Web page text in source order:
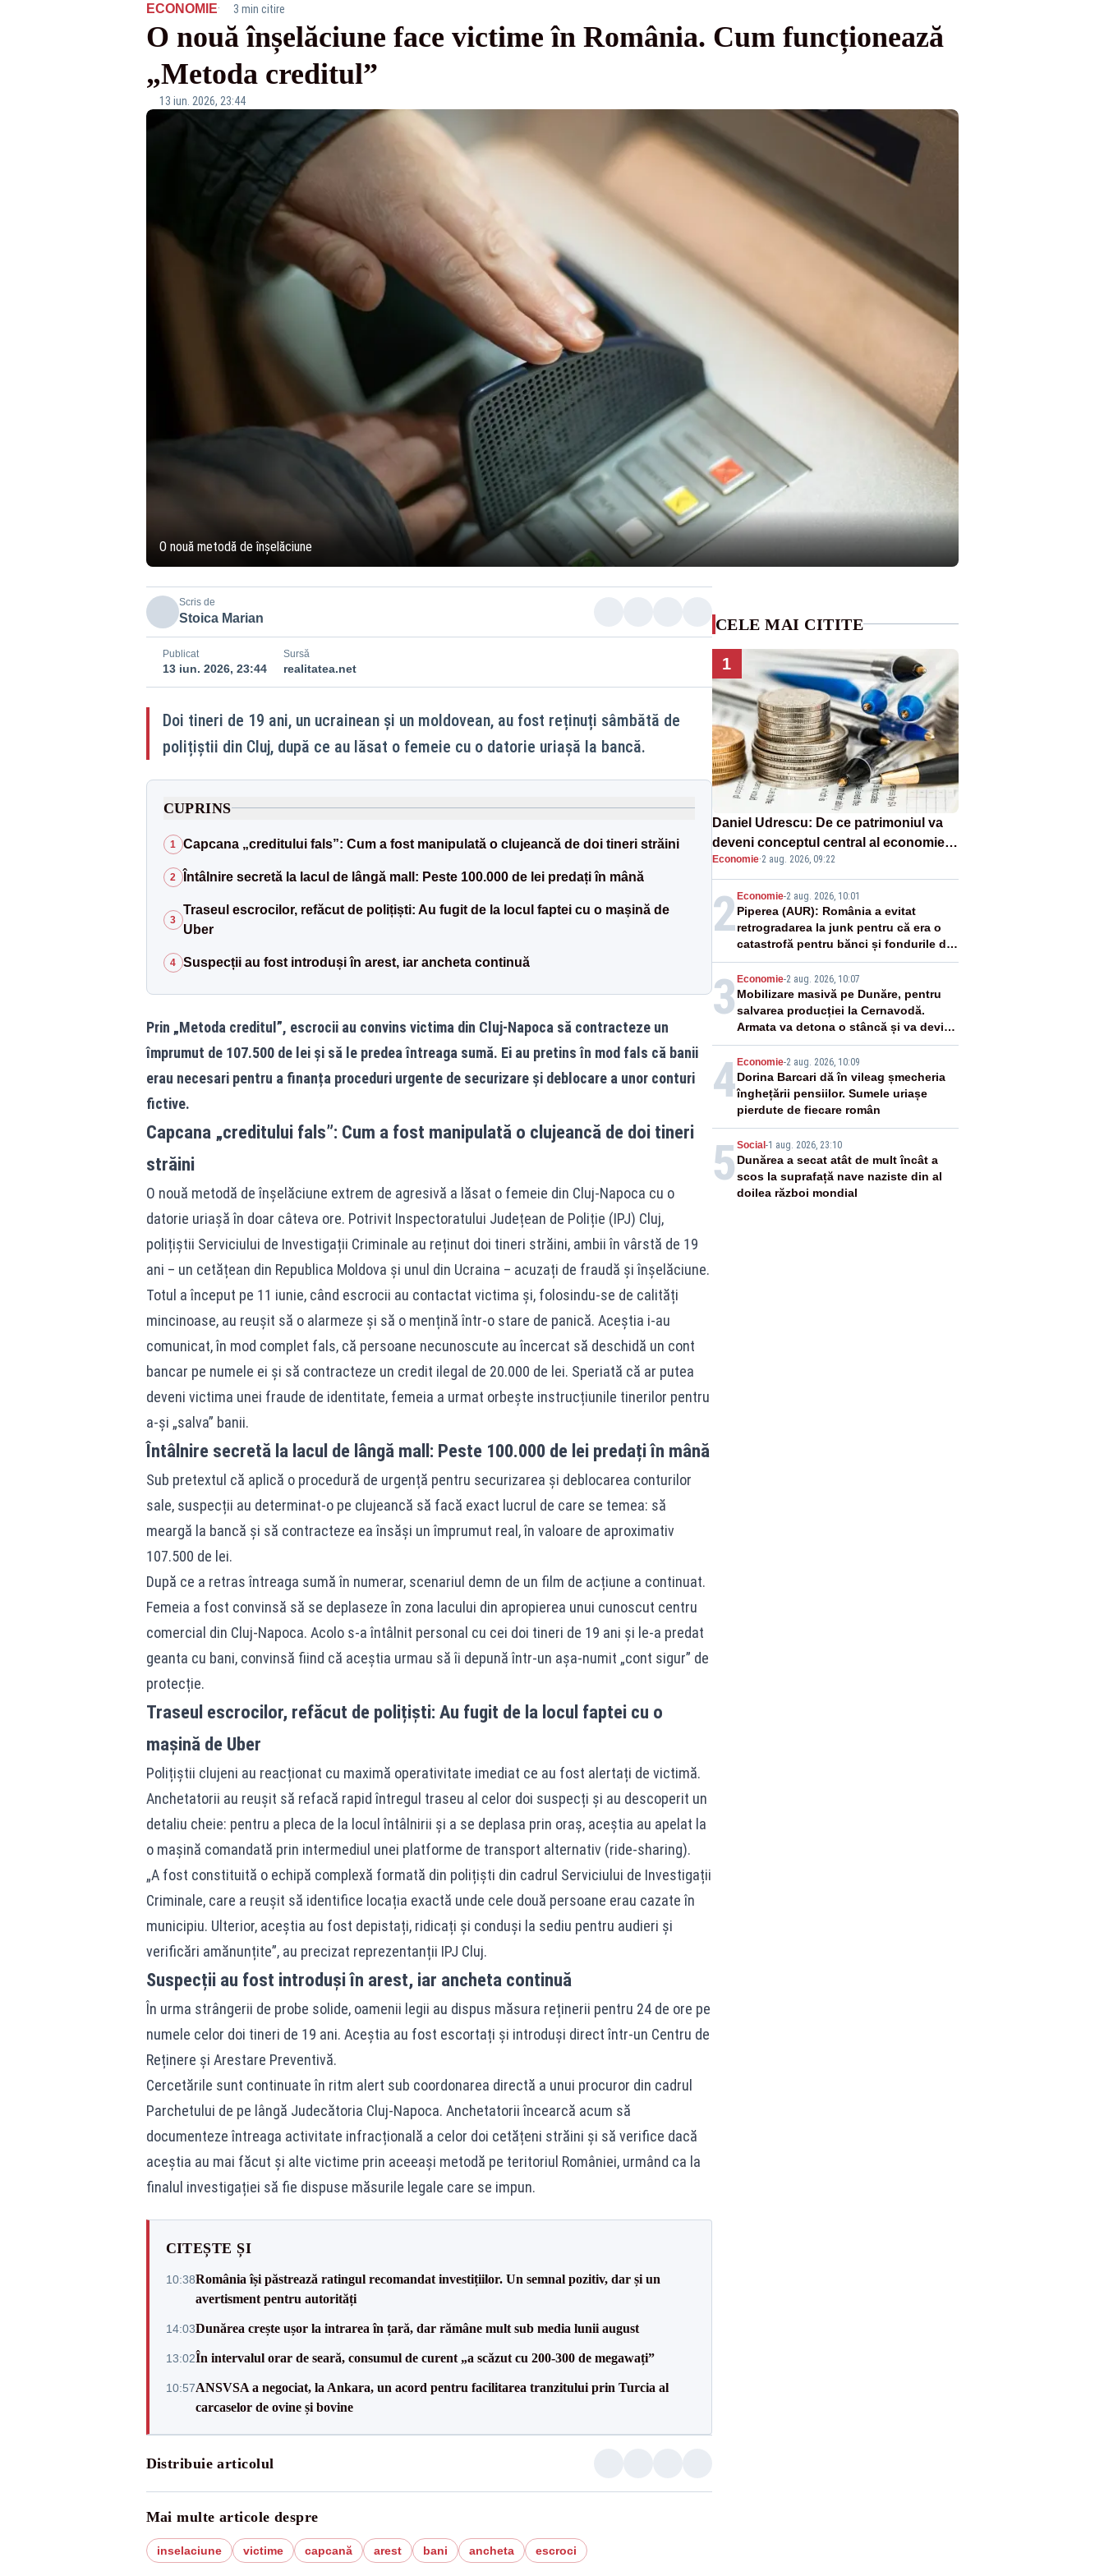
ECONOMIE· 3 min citire
O nouă înșelăciune face victime în România. Cum funcționează
„Metoda creditul”
13 iun. 2026, 23:44
O nouă metodă de înșelăciune
Scris de
Stoica Marian
Publicat
13 iun. 2026, 23:44
Sursă
realitatea.net
Doi tineri de 19 ani, un ucrainean și un moldovean, au fost reținuți sâmbătă de
polițiștii din Cluj, după ce au lăsat o femeie cu o datorie uriașă la bancă.
CUPRINS
1 Capcana „creditului fals”: Cum a fost manipulată o clujeancă de doi tineri străini
2 Întâlnire secretă la lacul de lângă mall: Peste 100.000 de lei predați în mână
3
Traseul escrocilor, refăcut de polițiști: Au fugit de la locul faptei cu o mașină de
Uber
4 Suspecții au fost introduși în arest, iar ancheta continuă
Prin „Metoda creditul”, escrocii au convins victima din Cluj-Napoca să contracteze un
împrumut de 107.500 de lei și să le predea întreaga sumă. Ei au pretins în mod fals că banii
erau necesari pentru a finanța proceduri urgente de securizare și deblocare a unor conturi
fictive.
Capcana „creditului fals”: Cum a fost manipulată o clujeancă de doi tineri
străini
O nouă metodă de înșelăciune extrem de agresivă a lăsat o femeie din Cluj-Napoca cu o
datorie uriașă în doar câteva ore. Potrivit Inspectoratului Județean de Poliție (IPJ) Cluj,
polițiștii Serviciului de Investigații Criminale au reținut doi tineri străini, ambii în vârstă de 19
ani – un cetățean din Republica Moldova și unul din Ucraina – acuzați de fraudă și înșelăciune.
Totul a început pe 11 iunie, când escrocii au contactat victima și, folosindu-se de calități
mincinoase, au reușit să o alarmeze și să o mențină într-o stare de panică. Aceștia i-au
comunicat, în mod complet fals, că persoane necunoscute au încercat să deschidă un cont
bancar pe numele ei și să contracteze un credit ilegal de 20.000 de lei. Speriată că ar putea
deveni victima unei fraude de identitate, femeia a urmat orbește instrucțiunile tinerilor pentru
a-și „salva” banii.
Întâlnire secretă la lacul de lângă mall: Peste 100.000 de lei predați în mână
Sub pretextul că aplică o procedură de urgență pentru securizarea și deblocarea conturilor
sale, suspecții au determinat-o pe clujeancă să facă exact lucrul de care se temea: să
meargă la bancă și să contracteze ea însăși un împrumut real, în valoare de aproximativ
107.500 de lei.
După ce a retras întreaga sumă în numerar, scenariul demn de un film de acțiune a continuat.
Femeia a fost convinsă să se deplaseze în zona lacului din apropierea unui cunoscut centru
comercial din Cluj-Napoca. Acolo s-a întâlnit personal cu cei doi tineri de 19 ani și le-a predat
geanta cu bani, convinsă fiind că aceștia urmau să îi depună într-un așa-numit „cont sigur” de
protecție.
Traseul escrocilor, refăcut de polițiști: Au fugit de la locul faptei cu o
mașină de Uber
Polițiștii clujeni au reacționat cu maximă operativitate imediat ce au fost alertați de victimă.
Anchetatorii au reușit să refacă rapid întregul traseu al celor doi suspecți și au descoperit un
detaliu cheie: pentru a pleca de la locul întâlnirii și a se deplasa prin oraș, aceștia au apelat la
o mașină comandată prin intermediul unei platforme de transport alternativ (ride-sharing).
„A fost constituită o echipă complexă formată din polițiști din cadrul Serviciului de Investigații
Criminale, care a reușit să identifice locația exactă unde cele două persoane erau cazate în
municipiu. Ulterior, aceștia au fost depistați, ridicați și conduși la sediu pentru audieri și
verificări amănunțite”, au precizat reprezentanții IPJ Cluj.
Suspecții au fost introduși în arest, iar ancheta continuă
În urma strângerii de probe solide, oamenii legii au dispus măsura reținerii pentru 24 de ore pe
numele celor doi tineri de 19 ani. Aceștia au fost escortați și introduși direct într-un Centru de
Reținere și Arestare Preventivă.
Cercetările sunt continuate în ritm alert sub coordonarea directă a unui procuror din cadrul
Parchetului de pe lângă Judecătoria Cluj-Napoca. Anchetatorii încearcă acum să
documenteze întreaga activitate infracțională a celor doi cetățeni străini și să verifice dacă
aceștia au mai făcut și alte victime prin aceeași metodă pe teritoriul României, urmând ca la
finalul investigației să fie dispuse măsurile legale care se impun.
CITEȘTE ȘI
10:38România își păstrează ratingul recomandat investițiilor. Un semnal pozitiv, dar și un
avertisment pentru autorități
14:03Dunărea crește ușor la intrarea în țară, dar rămâne mult sub media lunii august
13:02În intervalul orar de seară, consumul de curent „a scăzut cu 200-300 de megawați”
10:57ANSVSA a negociat, la Ankara, un acord pentru facilitarea tranzitului prin Turcia al
carcaselor de ovine și bovine
Distribuie articolul
Mai multe articole despre
inselaciune victime capcană arest bani ancheta escroci
CELE MAI CITITE
1
Daniel Udrescu: De ce patrimoniul va
deveni conceptul central al economiei
viitoare?
Economie·2 aug. 2026, 09:22
2Economie-2 aug. 2026, 10:01
Piperea (AUR): România a evitat
retrogradarea la junk pentru că era o
catastrofă pentru bănci și fondurile de
pensii
3 Economie-2 aug. 2026, 10:07
Mobilizare masivă pe Dunăre, pentru
salvarea producției la Cernavodă.
Armata va detona o stâncă și va devia
apa fluviului - IMAGINI AERIENE
4Economie-2 aug. 2026, 10:09
Dorina Barcari dă în vileag șmecheria
înghețării pensiilor. Sumele uriașe
pierdute de fiecare român
5 Social-1 aug. 2026, 23:10
Dunărea a secat atât de mult încât a
scos la suprafață nave naziste din al
doilea război mondial